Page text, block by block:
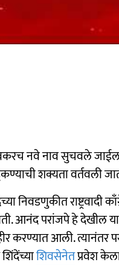
नवे नाव सुचवले
शक्यता वर्तवली
निवडणुकीत राष्ट्रवादी
आनंद परांजपे हे देखील
करण्यात आली. त्यानंतर
शिंदेंच्याशिवसेनेतप्रवेश